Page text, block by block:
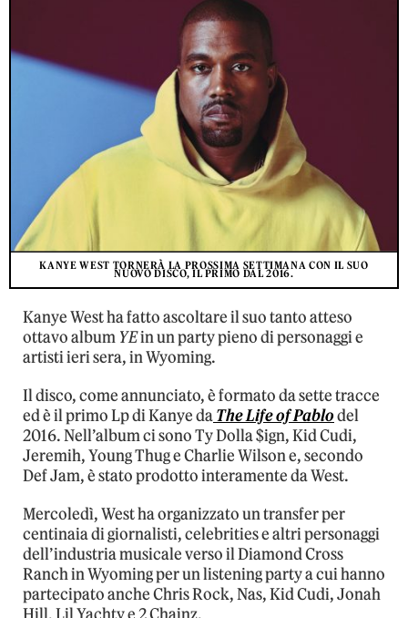
KANYE WEST TORNERÀ LA PROSSIMA SETTIMANA CON IL SUO
NUOVO DISCO, IL PRIMO DAL 2016.
Kanye West ha fatto ascoltare il suo tanto atteso
ottavo album YEin un party pieno di personaggi e
artisti ieri sera, in Wyoming.
Il disco, come annunciato, è formato da sette tracce
ed è il primo Lp di Kanye daThe Life of Pablodel
2016. Nell’album ci sono Ty Dolla $ign, Kid Cudi,
Jeremih, Young Thug e Charlie Wilson e, secondo
Def Jam, è stato prodotto interamente da West.
Mercoledì, West ha organizzato un transfer per
centinaia di giornalisti, celebrities e altri personaggi
dell’industria musicale verso il Diamond Cross
Ranch in Wyoming per un listening party a cui hanno
partecipato anche Chris Rock, Nas, Kid Cudi, Jonah